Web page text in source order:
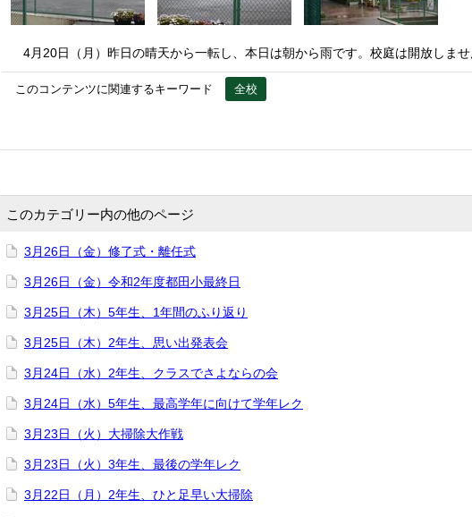
4月20日（月）昨日の晴天から一転し、本日は朝から雨です。校庭は開放しま
このコンテンツに関連するキーワード 全校
このカテゴリー内の他のページ
3月26日（金）修了式・離任式
3月26日（金）令和2年度都田小最終日
3月25日（木）5年生、1年間のふり返り
3月25日（木）2年生、思い出発表会
3月24日（水）2年生、クラスでさよならの会
3月24日（水）5年生、最高学年に向けて学年レク
3月23日（火）大掃除大作戦
3月23日（火）3年生、最後の学年レク
3月22日（月）2年生、ひと足早い大掃除